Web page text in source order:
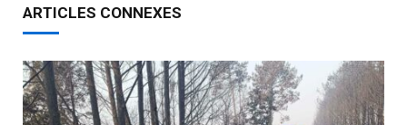
ARTICLES CONNEXES